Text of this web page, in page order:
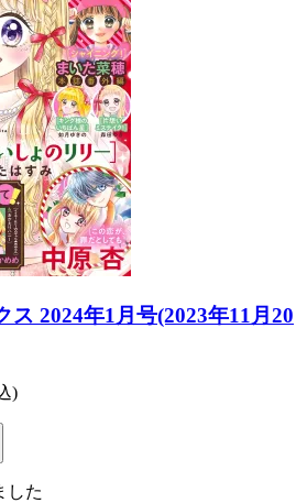
ス 2024年1月号(2023年11月20
)
した